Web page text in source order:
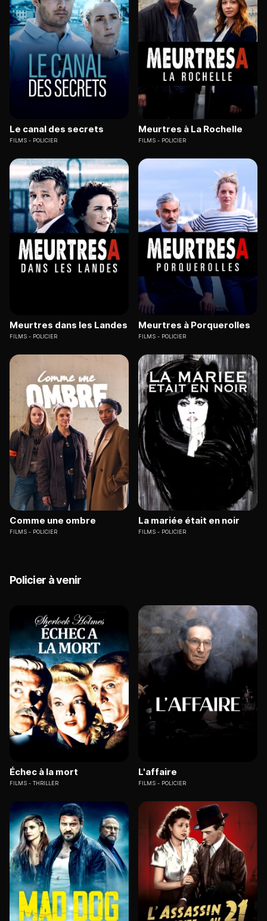
Le canal des secrets
FILMS POLICIER
Meurtres à La Rochelle
FILMS POLICIER
Meurtres dans les Landes
FILMS POLICIER
Meurtres à Porquerolles
FILMS POLICIER
Comme une ombre
FILMS POLICIER
La mariée était en noir
FILMS POLICIER
Policier à venir
Échec à la mort
FILMS THRILLER
L'affaire
FILMS POLICIER